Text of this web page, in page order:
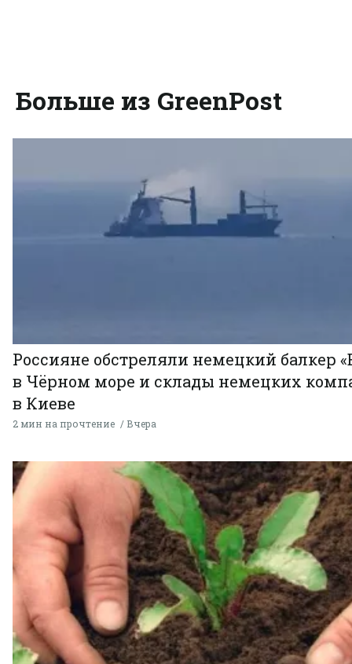
Больше из GreenPost
Россияне обстреляли немецкий балкер
в Чёрном море и склады немецких
в Киеве
2 мин на прочтение Вчера